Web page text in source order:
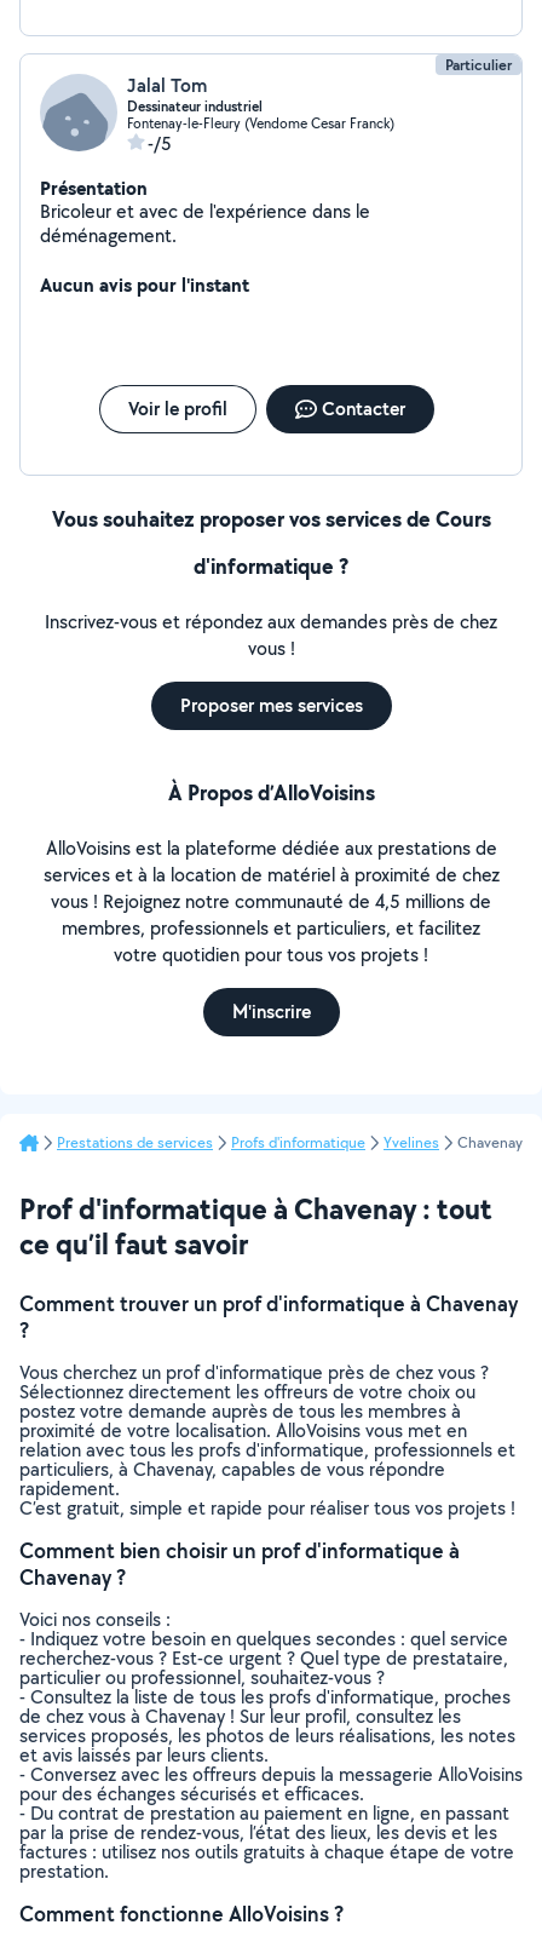
Particulier
Jalal Tom
Dessinateur industriel
Fontenay-le-Fleury (Vendome Cesar Franck)
-/5
Présentation
Bricoleur et avec de l'expérience dans le
déménagement.
Aucun avis pour l'instant
Voir le profil Contacter
Vous souhaitez proposer vos services de Cours
d'informatique ?
Inscrivez-vous et répondez aux demandes près de chez
vous !
Proposer mes services
À Propos d’AlloVoisins
AlloVoisins est la plateforme dédiée aux prestations de
services et à la location de matériel à proximité de chez
vous ! Rejoignez notre communauté de 4,5 millions de
membres, professionnels et particuliers, et facilitez
votre quotidien pour tous vos projets !
M'inscrire
Prestations de services Profs d'informatique Yvelines Chavenay
Prof d'informatique à Chavenay : tout
ce qu’il faut savoir
Comment trouver un prof d'informatique à Chavenay
?
Vous cherchez un prof d'informatique près de chez vous ?
Sélectionnez directement les offreurs de votre choix ou
postez votre demande auprès de tous les membres à
proximité de votre localisation. AlloVoisins vous met en
relation avec tous les profs d'informatique, professionnels et
particuliers, à Chavenay, capables de vous répondre
rapidement.
C’est gratuit, simple et rapide pour réaliser tous vos projets !
Comment bien choisir un prof d'informatique à
Chavenay ?
Voici nos conseils :
- Indiquez votre besoin en quelques secondes : quel service
recherchez-vous ? Est-ce urgent ? Quel type de prestataire,
particulier ou professionnel, souhaitez-vous ?
- Consultez la liste de tous les profs d'informatique, proches
de chez vous à Chavenay ! Sur leur profil, consultez les
services proposés, les photos de leurs réalisations, les notes
et avis laissés par leurs clients.
- Conversez avec les offreurs depuis la messagerie AlloVoisins
pour des échanges sécurisés et efficaces.
- Du contrat de prestation au paiement en ligne, en passant
par la prise de rendez-vous, l’état des lieux, les devis et les
factures : utilisez nos outils gratuits à chaque étape de votre
prestation.
Comment fonctionne AlloVoisins ?